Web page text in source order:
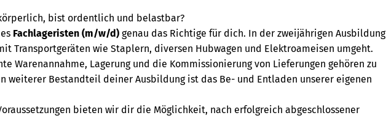
bist ordentlich und belastbar?
Fachlageristen (m/w/d) genau das Richtige für dich. In der zweijährigen Ausbildung
Transportgeräten wie Staplern, diversen Hubwagen und Elektroameisen umgeht.
Warenannahme, Lagerung und die Kommissionierung von Lieferungen gehören zu
weiterer Bestandteil deiner Ausbildung ist das Be- und Entladen unserer eigenen
bieten wir dir die Möglichkeit, nach erfolgreich abgeschlossener